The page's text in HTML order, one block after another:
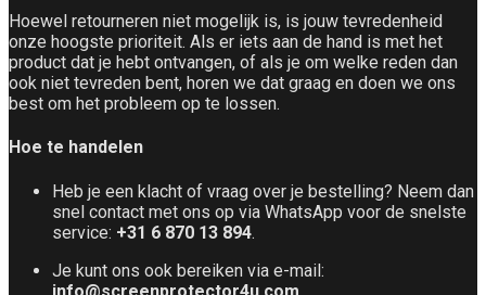
Hoewel retourneren niet mogelijk is, is jouw tevredenheid
onze hoogste prioriteit. Als er iets aan de hand is met het
product dat je hebt ontvangen, of als je om welke reden dan
ook niet tevreden bent, horen we dat graag en doen we ons
best om het probleem op te lossen.
Hoe te handelen
Heb je een klacht of vraag over je bestelling? Neem dan
snel contact met ons op via WhatsApp voor de snelste
service: +31 6 870 13 894.
Je kunt ons ook bereiken via e-mail:
info@screenprotector4u.com.